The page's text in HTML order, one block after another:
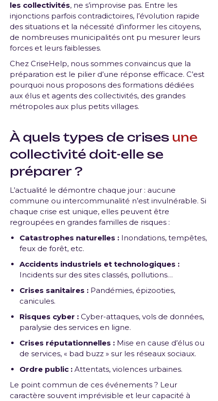
les collectivités, ne s’improvise pas. Entre les
injonctions parfois contradictoires, l’évolution rapide
des situations et la nécessité d’informer les citoyens,
de nombreuses municipalités ont pu mesurer leurs
forces et leurs faiblesses.
Chez CriseHelp, nous sommes convaincus que la
préparation est le pilier d’une réponse efficace. C’est
pourquoi nous proposons des formations dédiées
aux élus et agents des collectivités, des grandes
métropoles aux plus petits villages.
À quels types de crises une
collectivité doit-elle se
préparer ?
L’actualité le démontre chaque jour : aucune
commune ou intercommunalité n’est invulnérable. Si
chaque crise est unique, elles peuvent être
regroupées en grandes familles de risques :
Catastrophes naturelles : Inondations, tempêtes,
feux de forêt, etc.
Accidents industriels et technologiques :
Incidents sur des sites classés, pollutions…
Crises sanitaires : Pandémies, épizooties,
canicules.
Risques cyber : Cyber-attaques, vols de données,
paralysie des services en ligne.
Crises réputationnelles : Mise en cause d’élus ou
de services, « bad buzz » sur les réseaux sociaux.
Ordre public : Attentats, violences urbaines.
Le point commun de ces événements ? Leur
caractère souvent imprévisible et leur capacité à